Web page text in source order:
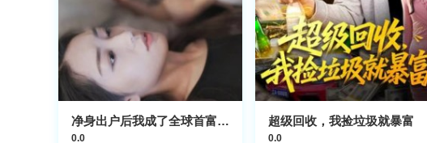
净身出户后我成了全球首富大小姐
0.0
超级回收，我捡垃圾就暴富
0.0